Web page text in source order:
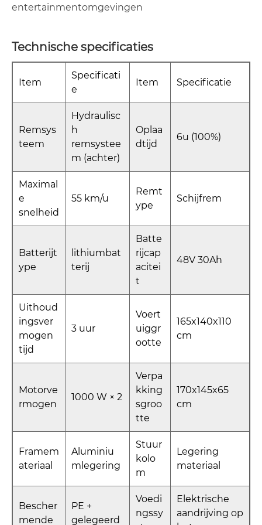
entertainmentomgevingen
Technische specificaties
Item
Specificati
e
Item Specificatie
Remsys
teem
Hydraulisc
h
remsystee
m (achter)
Oplaa
dtijd
6u (100%)
Maximal
e
snelheid
55 km/u
Remt
ype
Schijfrem
Batterijt
ype
lithiumbat
terij
Batte
rijcap
acitei
t
48V 30Ah
Uithoud
ingsver
mogen
tijd
3 uur
Voert
uiggr
ootte
165x140x110
cm
Motorve
rmogen
1000 W × 2
Verpa
kking
sgroo
tte
170x145x65
cm
Framem
ateriaal
Aluminiu
mlegering
Stuur
kolo
m
Legering
materiaal
Bescher
mende
PE +
gelegeerd
Voedi
ngssy
Elektrische
aandrijving op